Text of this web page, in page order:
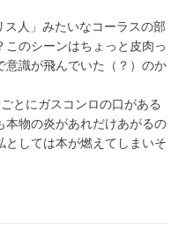
人」みたいなコーラスの部
のシーンはちょっと皮肉っ
識が飛んでいた（？）のか
とにガスコンロの口がある
本物の炎があれだけあがるの
しては本が燃えてしまいそ